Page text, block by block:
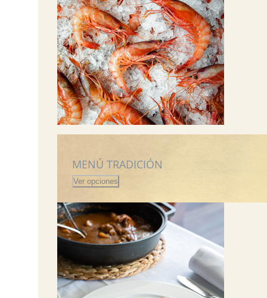
MENÚ TRADICIÓN
Ver opciones
Tartar de pescado y marisco
Langostinos a la crema de
Arroz negro Miramar con